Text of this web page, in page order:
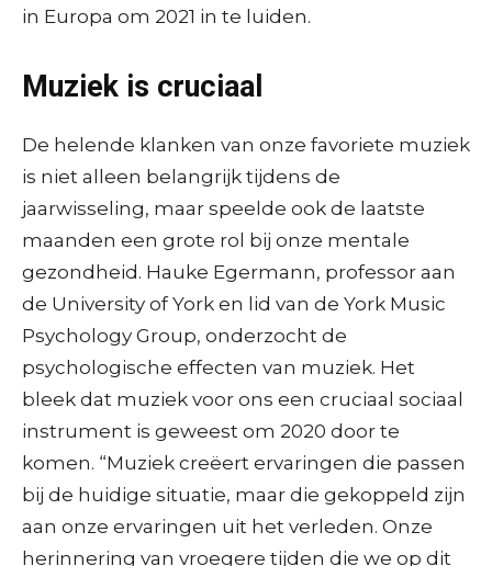
in Europa om 2021 in te luiden.
Muziek is cruciaal
De helende klanken van onze favoriete muziek
is niet alleen belangrijk tijdens de
jaarwisseling, maar speelde ook de laatste
maanden een grote rol bij onze mentale
gezondheid. Hauke Egermann, professor aan
de University of York en lid van de York Music
Psychology Group, onderzocht de
psychologische effecten van muziek. Het
bleek dat muziek voor ons een cruciaal sociaal
instrument is geweest om 2020 door te
komen. “Muziek creëert ervaringen die passen
bij de huidige situatie, maar die gekoppeld zijn
aan onze ervaringen uit het verleden. Onze
herinnering van vroegere tijden die we op dit